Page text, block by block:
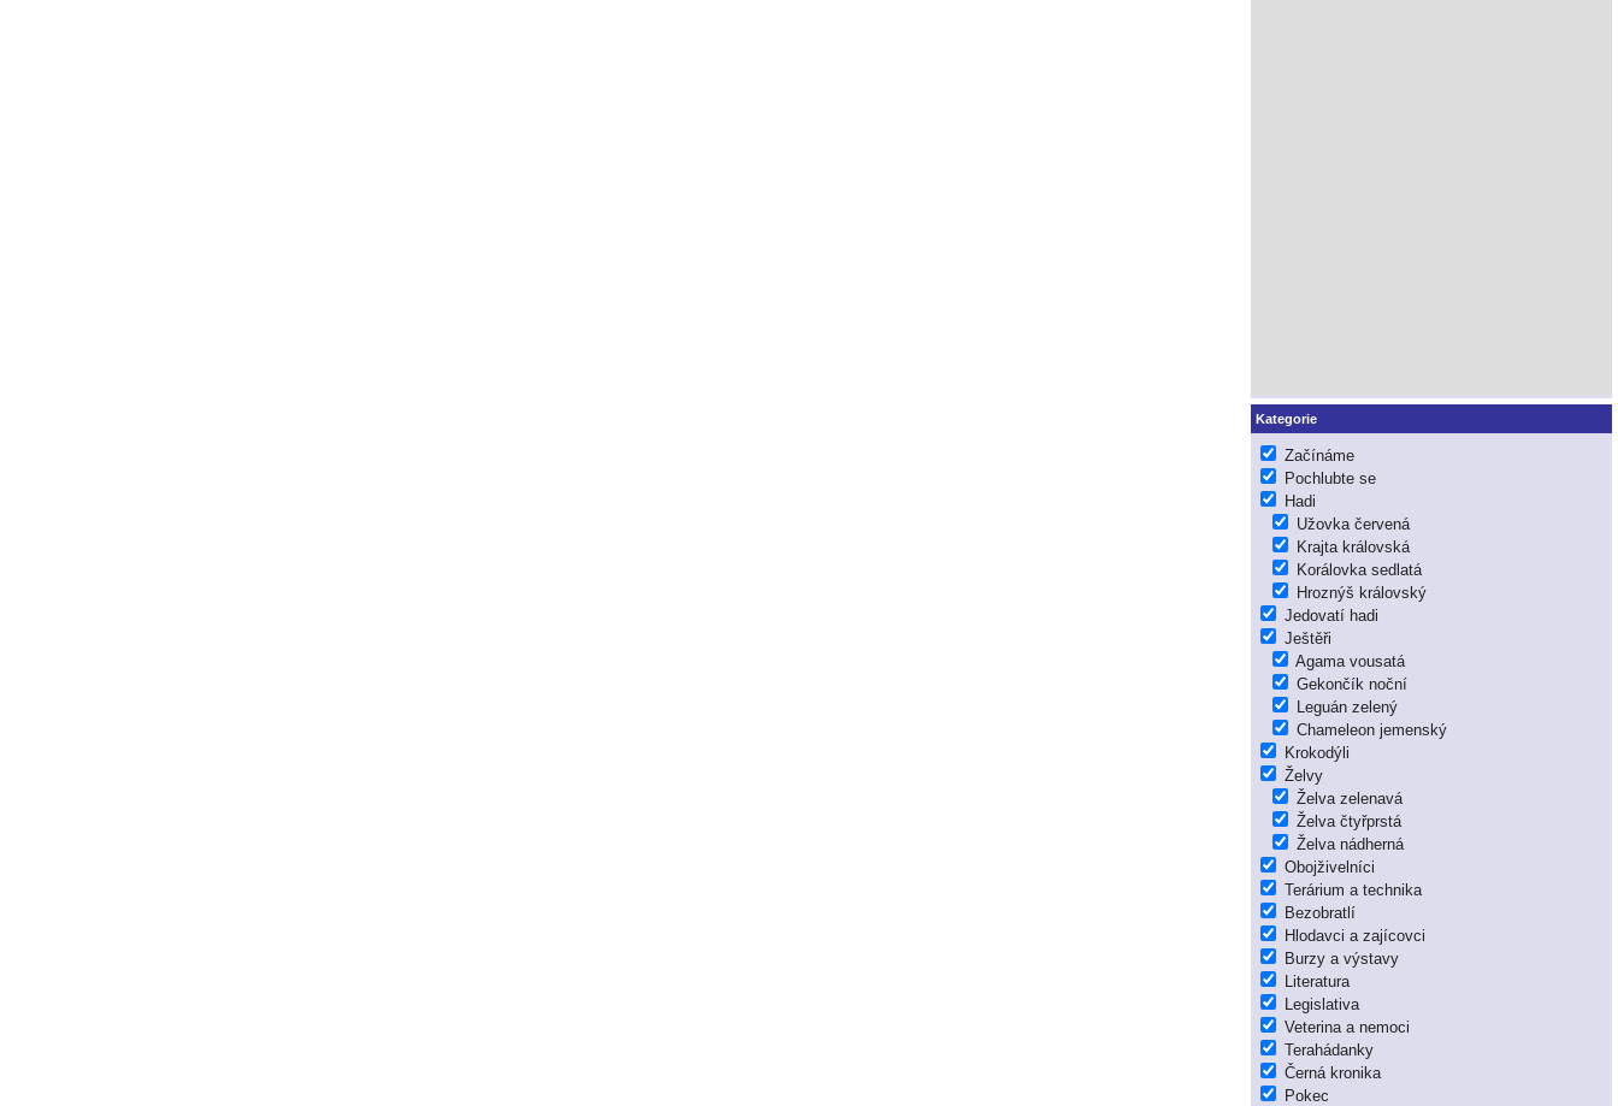
Kategorie
Začínáme
Pochlubte se
Hadi
Užovka červená
Krajta královská
Korálovka sedlatá
Hroznýš královský
Jedovatí hadi
Ještěři
Agama vousatá
Gekončík noční
Leguán zelený
Chameleon jemenský
Krokodýli
Želvy
Želva zelenavá
Želva čtyřprstá
Želva nádherná
Obojživelníci
Terárium a technika
Bezobratlí
Hlodavci a zajícovci
Burzy a výstavy
Literatura
Legislativa
Veterina a nemoci
Terahádanky
Černá kronika
Pokec